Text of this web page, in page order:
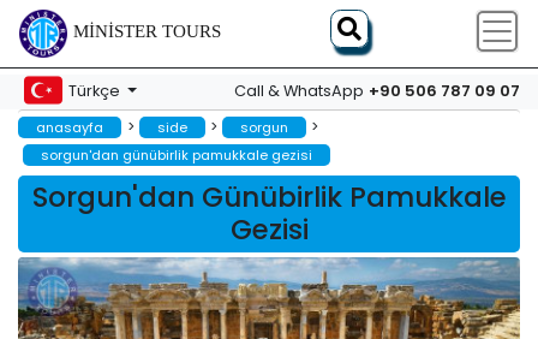
MINISTER TOURS
Türkçe Call & WhatsApp +90 506 787 09 07
anasayfa > side > sorgun >
sorgun'dan günübirlik pamukkale gezisi
Sorgun'dan Günübirlik Pamukkale
Gezisi